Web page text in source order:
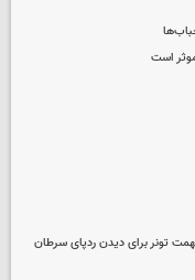
است
تونر برای دیدن ردپای سرطان